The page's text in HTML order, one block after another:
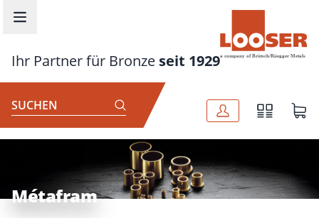
Ihr Partner für Bronze seit 1929
SUCHEN
Métafram